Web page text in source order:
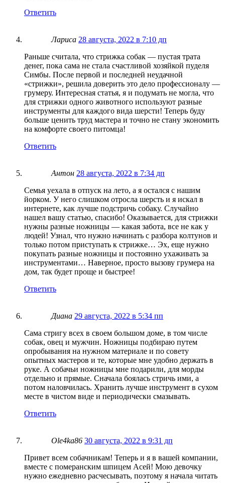
Ответить
Лариса 28 августа, 2022 в 7:10 дп
Раньше считала, что стрижка собак — пустая трата
денег, пока сама не стала счастливой хозяйкой пуделя
Симбы. После первой и последней неудачной
«стрижки», решила доверить это дело профессионалу —
грумеру. Интересная статья, я и подумать не могла, что
для стрижки одного животного используют разные
инструменты для каждого вида шерсти! Теперь буду
больше ценить труд мастера и точно не стану экономить
на комфорте своего питомца!
Ответить
Антон 28 августа, 2022 в 7:34 дп
Семья уехала в отпуск на лето, а я остался с нашим
йорком. У него слишком отросла шерсть и я искал в
интернете, как лучше подстричь собаку. Случайно
нашел вашу статью, спасибо! Оказывается, для стрижки
нужны разные ножницы — какая забота, все не как у
людей! Узнал, что нужно начинать с разбора колтунов и
только потом приступать к стрижке… Эх, еще нужно
покупать разные ножницы и постоянно ухаживать за
инструментами… Наверное, просто вызову грумера на
дом, так будет проще и быстрее!
Ответить
Диана 29 августа, 2022 в 5:34 пп
Сама стригу всех в своем большом доме, в том числе
собак, овец и мужчин. Ножницы подбираю путем
опробывания на нужном материале и по совету
опытных мастеров и те, которые мне удобно держать в
руке. А собачьи ножницы мне подарили, для морды
отдельно и прямые. Сначала боялась стричь ими, а
потом наловчилась. Хранить лучше инструмент в сухом
месте в чистом виде и периодически смазывать.
Ответить
Ole4ka86 30 августа, 2022 в 9:31 дп
Привет всем собачникам! Теперь и я в вашей компании,
вместе с померанским шпицем Асей! Мою девочку
нужно ежедневно расчесывать, поэтому я начала читать